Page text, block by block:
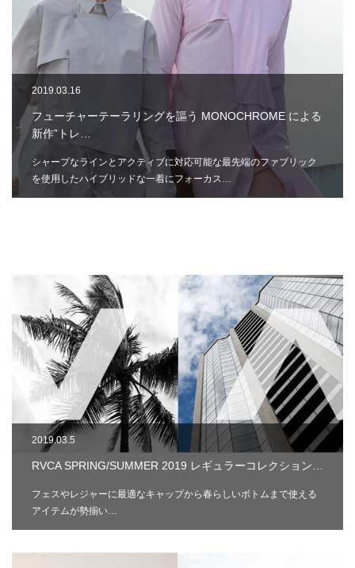
2019.03.16
フューチャーテーラリングを謳う MONOCHROME による
新作”トレ…
シャープなラインとアクティブに対応可能な最先端のファブリック
を使用したハイブリッドな一着にフォーカス…
2019.03.5
RVCA SPRING/SUMMER 2019 レギュラーコレクション…
フェスやレジャーに最適なキャップから春らしいボトムまで使える
アイテムが勢揃い…